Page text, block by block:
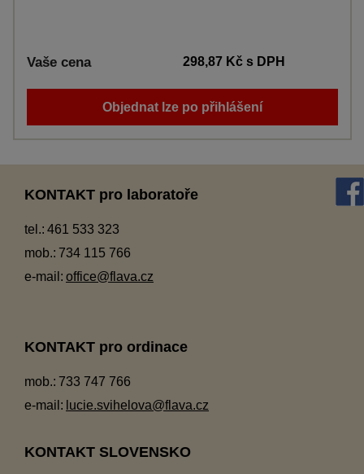
Vaše cena 298,87 Kčs DPH
Objednat lze po přihlášení
KONTAKT pro laboratoře
tel.: 461 533 323
mob.: 734 115 766
e-mail: office@flava.cz
KONTAKT pro ordinace
mob.: 733 747 766
e-mail: lucie.svihelova@flava.cz
KONTAKT SLOVENSKO